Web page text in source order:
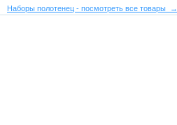
Наборы полотенец - посмотреть все товары →